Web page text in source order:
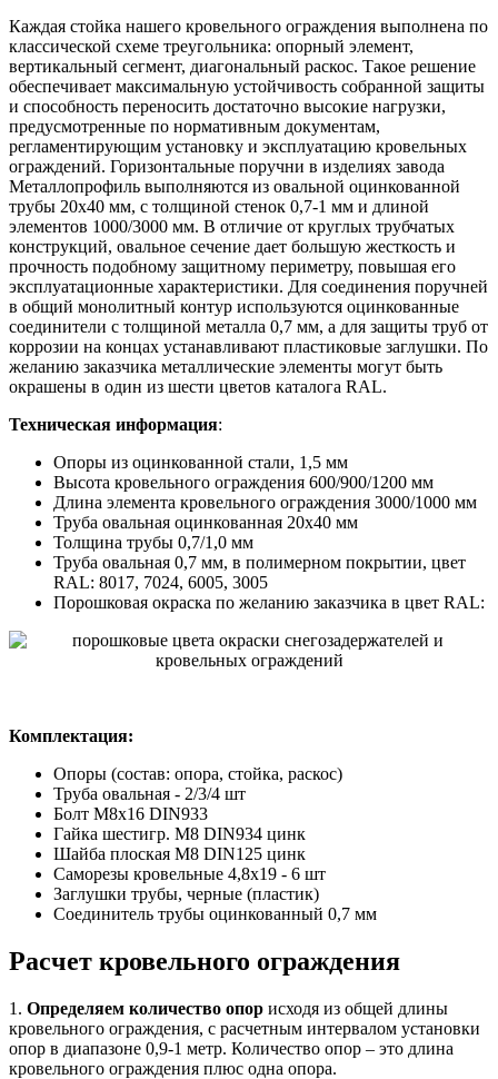
Каждая стойка нашего кровельного ограждения выполнена по
классической схеме треугольника: опорный элемент,
вертикальный сегмент, диагональный раскос. Такое решение
обеспечивает максимальную устойчивость собранной защиты
и способность переносить достаточно высокие нагрузки,
предусмотренные по нормативным документам,
регламентирующим установку и эксплуатацию кровельных
ограждений. Горизонтальные поручни в изделиях завода
Металлопрофиль выполняются из овальной оцинкованной
трубы 20x40 мм, с толщиной стенок 0,7-1 мм и длиной
элементов 1000/3000 мм. В отличие от круглых трубчатых
конструкций, овальное сечение дает большую жесткость и
прочность подобному защитному периметру, повышая его
эксплуатационные характеристики. Для соединения поручней
в общий монолитный контур используются оцинкованные
соединители с толщиной металла 0,7 мм, а для защиты труб от
коррозии на концах устанавливают пластиковые заглушки. По
желанию заказчика металлические элементы могут быть
окрашены в один из шести цветов каталога RAL.
Техническая информация:
Опоры из оцинкованной стали, 1,5 мм
Высота кровельного ограждения 600/900/1200 мм
Длина элемента кровельного ограждения 3000/1000 мм
Труба овальная оцинкованная 20х40 мм
Толщина трубы 0,7/1,0 мм
Труба овальная 0,7 мм, в полимерном покрытии, цвет
RAL: 8017, 7024, 6005, 3005
Порошковая окраска по желанию заказчика в цвет RAL:
Комплектация:
Опоры (состав: опора, стойка, раскос)
Труба овальная - 2/3/4 шт
Болт М8х16 DIN933
Гайка шестигр. М8 DIN934 цинк
Шайба плоская М8 DIN125 цинк
Саморезы кровельные 4,8х19 - 6 шт
Заглушки трубы, черные (пластик)
Соединитель трубы оцинкованный 0,7 мм
Расчет кровельного ограждения
1. Определяем количество опор исходя из общей длины
кровельного ограждения, с расчетным интервалом установки
опор в диапазоне 0,9-1 метр. Количество опор – это длина
кровельного ограждения плюс одна опора.